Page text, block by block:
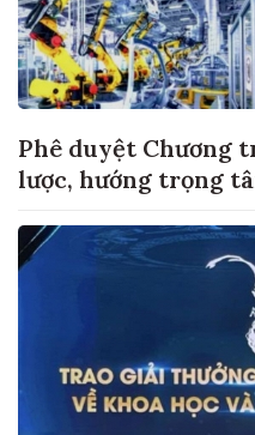
Phê duyệt Chương
lược, hướng trọng